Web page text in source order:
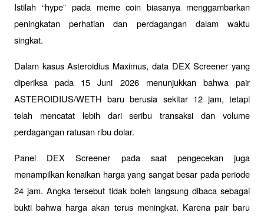
Istilah “hype” pada meme coin biasanya menggambarkan
peningkatan perhatian dan perdagangan dalam waktu
singkat.
Dalam kasus Asteroidius Maximus, data DEX Screener yang
diperiksa pada 15 Juni 2026 menunjukkan bahwa pair
ASTEROIDIUS/WETH baru berusia sekitar 12 jam, tetapi
telah mencatat lebih dari seribu transaksi dan volume
perdagangan ratusan ribu dolar.
Panel DEX Screener pada saat pengecekan juga
menampilkan kenaikan harga yang sangat besar pada periode
24 jam. Angka tersebut tidak boleh langsung dibaca sebagai
bukti bahwa harga akan terus meningkat. Karena pair baru